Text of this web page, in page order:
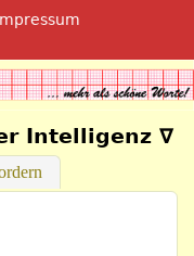
Intelligenz ∇